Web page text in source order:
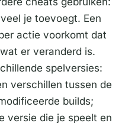
je toevoegt. Een
actie voorkomt dat
er veranderd is.
spelversies:
verschillen tussen de
builds;
versie die je speelt en